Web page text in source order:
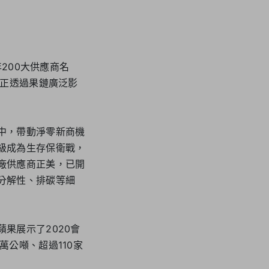
大供應商名
透過果鏈廣泛影
，帶動淨零新商機
為生存保衛戰，
供應商正美，已開
解性、排碳等細
果展示了2020會
公噸、超過110家